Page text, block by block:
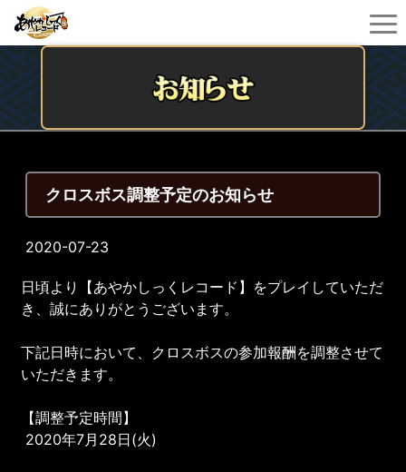
クロスボス調整予定のお知らせ
2020-07-23
日頃より【あやかしっくレコード】をプレイしていただ
き、誠にありがとうございます。
下記日時において、クロスボスの参加報酬を調整させて
いただきます。
【調整予定時間】
2020年7月28日(火)